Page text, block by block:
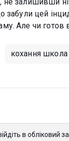
забули цей
Але чи готов
кохання
в обліковий